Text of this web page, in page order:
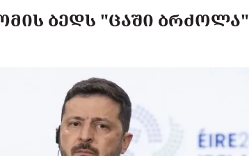
ᲑᲔᲓᲡ "ᲪᲐᲨᲘ ᲑᲠᲫᲝᲚᲐ"